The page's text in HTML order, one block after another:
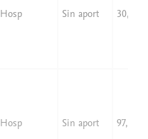
Hosp Sin aport 30,47
Hosp Sin aport 97,94